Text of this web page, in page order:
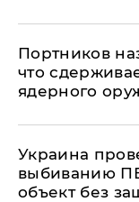
Портников
что
ядерного
Украина
выбиванию
объект без